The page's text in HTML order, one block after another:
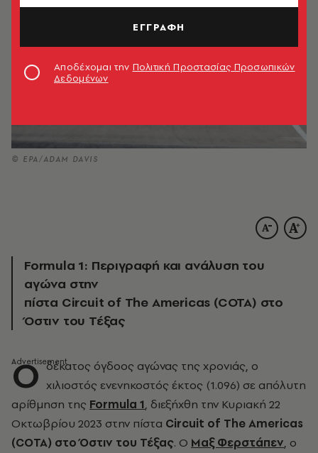
© EPA/ADAM DAVIS
Formula 1: Περιγραφή και ανάλυση του
αγώνα στην
πίστα Circuit of The Americas (COTA) στο
Όστιν του Τέξας
Ο δέκατος όγδοος αγώνας της χρονιάς, ο
χιλιοστός ενενηκοστός έκτος (1.096) σε απόλυτη
αρίθμηση της Formula 1, διεξήχθη την Κυριακή 22
Οκτωβρίου 2023 στην πίστα Circuit of TheAmericas
(COTA) στο Όστιν του Τέξας. Ο Μαξ Φερστάπεν, ο
ΕΓΓΡΑΦΗ
Αποδέχομαι την Πολιτική Προστασίας Προσωπικών
Δεδομένων